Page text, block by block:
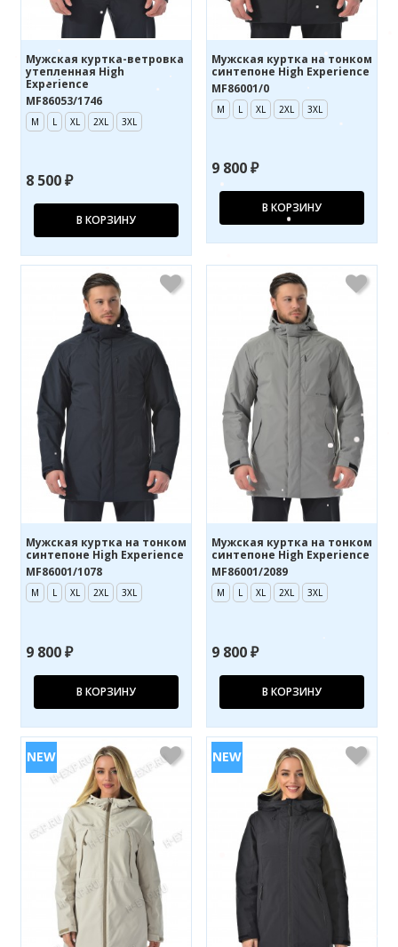
Мужская куртка-ветровка
утепленная High
Experience
MF86053/1746
M L XL 2XL 3XL
8 500 ₽
В КОРЗИНУ
Мужская куртка на тонком
синтепоне High Experience
MF86001/0
M L XL 2XL 3XL
9 800 ₽
В КОРЗИНУ
Мужская куртка на тонком
синтепоне High Experience
MF86001/1078
M L XL 2XL 3XL
9 800 ₽
В КОРЗИНУ
Мужская куртка на тонком
синтепоне High Experience
MF86001/2089
M L XL 2XL 3XL
9 800 ₽
В КОРЗИНУ